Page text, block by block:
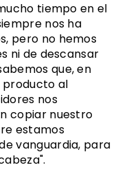
tiempo en el
nos ha
pero no hemos
ni de descansar
que, en
producto al
nos
copiar nuestro
estamos
vanguardia, para